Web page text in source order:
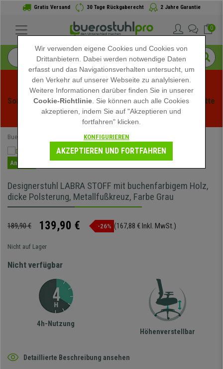
Gratis Versand 30 Tage Rückgaberecht 2 Jahre Garantie
0
Sommerschlussverauf bei buerstuhlpro! Exklusive Rabatte
für kurze Zeit - Aktion ansehen -
Buerostuhlpro
Angebot
Designerstuhl LABRA STOFF mit buchenfarbigem Holz,
dicke Polsterung, Metallfußkreuz, Farbe Grau
189,90 € 139,90 € -26% (167,88 € Inkl. MwSt.)
Nicht auf Lager
Nicht verfügbar
4h-Nutzung
Höhenverstellbar
Detaillierte Beschreibung ansehen
Wir verwenden eigene Cookies und Cookies von
Drittanbietern. Dabei werden notwendige Daten
erfasst und das Navigationsverhalten untersucht, um
den Verkehr auf unserer Webseite zu analylsieren.
Weitere Informationen darüber finden Sie in unserer
Cookie-Richtlinie . Sie können auch alle Cookies
akzeptieren, indem Sie auf "Akzeptieren und
fortfahren" klicken.
KONFIGURIEREN
AKZEPTIEREN UND FORTFAHREN